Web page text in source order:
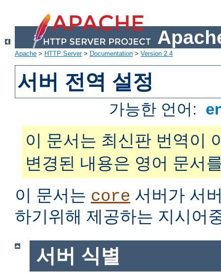
Apache > HTTP Server> Documentation > Version 2.4
서버 전역 설정
가능한 언어:
이 문서는 최신판 번역이
변경된 내용은 영어 문서
이 문서는 core 서버가 서
하기위해 제공하는 지시어
서버 식별